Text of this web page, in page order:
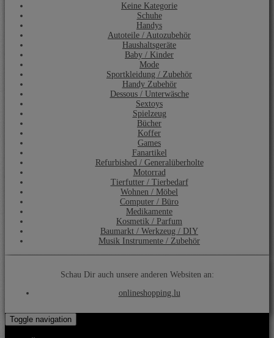
Keine Kategorie
Schuhe
Handys
Autoteile / Autozubehör
Haushaltsgeräte
Baby / Kinder
Mode
Sportkleidung / Zubehör
Handy Zubehör
Dessous / Unterwäsche
Sextoys
Spielzeug
Bücher
Koffer
Games
Fanartikel
Refurbished / Generalüberholte
Motorrad
Tierfutter / Tierbedarf
Wohnen / Möbel
Computer / Büro
Medikamente
Kosmetik / Parfum
Baumarkt / Werkzeug / DIY
Musik Instrumente / Zubehör
Schau Dir auch unsere anderen Websiten an:
onlineshopping.lu
Toggle navigation